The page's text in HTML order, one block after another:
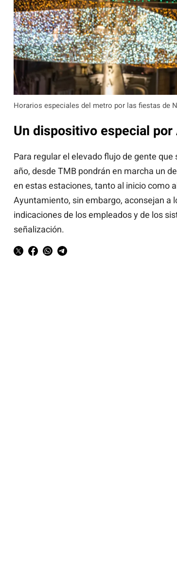
Horarios especiales del metro por las fiestas de
Un dispositivo especial por
Para regular el elevado flujo de gente
año, desde TMB pondrán en marcha un
en estas estaciones, tanto al inicio como
Ayuntamiento, sin embargo, aconsejan a
indicaciones de los empleados y de los
señalización.